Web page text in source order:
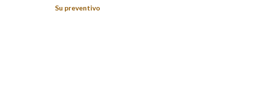
Su preventivo